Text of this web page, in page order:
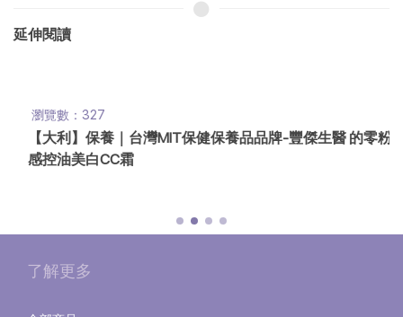
延伸閱讀
瀏覽數：327
【大利】保養｜台灣MIT保健保養品品牌-豐傑生醫 的零粉
感控油美白CC霜
了解更多